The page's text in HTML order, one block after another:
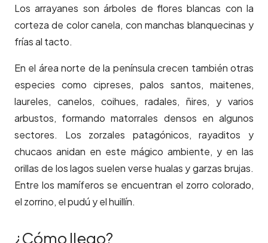
Los arrayanes son árboles de flores blancas con la
corteza de color canela, con manchas blanquecinas y
frías al tacto.
En el área norte de la península crecen también otras
especies como cipreses, palos santos, maitenes,
laureles, canelos, coihues, radales, ñires, y varios
arbustos, formando matorrales densos en algunos
sectores. Los zorzales patagónicos, rayaditos y
chucaos anidan en este mágico ambiente, y en las
orillas de los lagos suelen verse hualas y garzas brujas.
Entre los mamíferos se encuentran el zorro colorado,
el zorrino, el pudú y el huillín.
¿Cómo llego?